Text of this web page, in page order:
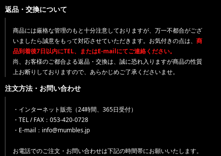
返品・交換について
商品には厳格な管理のもと十分注意しておりますが、万一不都合がござ
いましたら誠意をもって対応させていただきます。お気付きの点は、 商
品到着後7日以内にTEL、またはE-mailにてご連絡ください。
尚、お客様のご都合よる返品・交換は、誠に恐れ入りますが商品の性質
上お断りしておりますので、あらかじめご了承くださいませ。
注文方法・お問い合わせ
・インターネット販売（24時間、365日受付）
・TEL / FAX：053-420-0728
・E-mail：info@mumbles.jp
お電話でのご注文・お問い合わせは下記の時間帯にお願いいたします。